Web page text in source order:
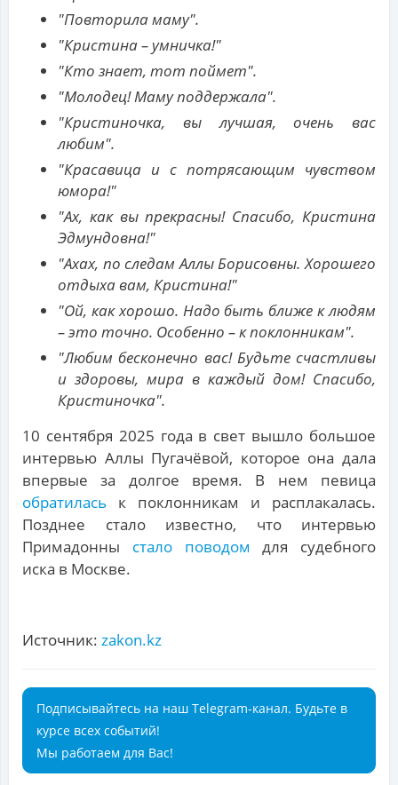
"Повторила маму".
"Кристина – умничка!"
"Кто знает, тот поймет".
"Молодец! Маму поддержала".
"Кристиночка, вы лучшая, очень вас
любим".
"Красавица и с потрясающим чувством
юмора!"
"Ах, как вы прекрасны! Спасибо, Кристина
Эдмундовна!"
"Ахах, по следам Аллы Борисовны. Хорошего
отдыха вам, Кристина!"
"Ой, как хорошо. Надо быть ближе к людям
– это точно. Особенно – к поклонникам".
"Любим бесконечно вас! Будьте счастливы
и здоровы, мира в каждый дом! Спасибо,
Кристиночка".
10 сентября 2025 года в свет вышло большое
интервью Аллы Пугачёвой, которое она дала
впервые за долгое время. В нем певица
обратилась к поклонникам и расплакалась.
Позднее стало известно, что интервью
Примадонны стало поводом для судебного
иска в Москве.
Источник: zakon.kz
Подписывайтесь на наш Telegram-канал. Будьте в
курсе всех событий!
Мы работаем для Вас!